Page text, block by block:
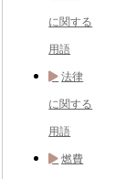
に関する
用語
法律
に関する
用語
燃費